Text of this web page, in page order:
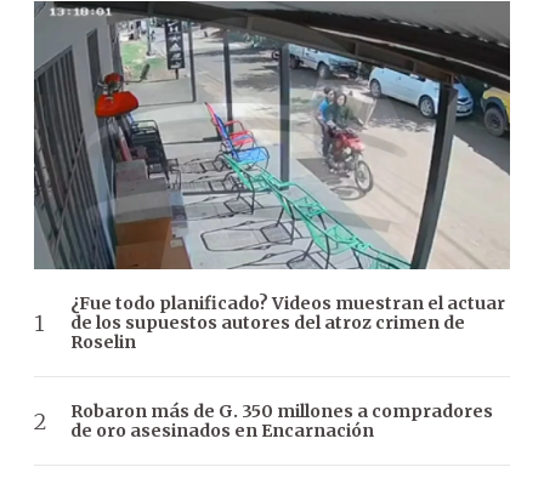
¿Fue todo planificado? Videos muestran el actuar
de los supuestos autores del atroz crimen de
Roselin
Robaron más de G. 350 millones a compradores
de oro asesinados en Encarnación